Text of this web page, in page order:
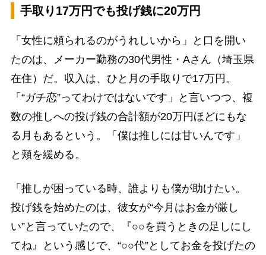
手取り17万円でも投げ銭に20万円
「女性に頼られるのがうれしいから」と口を開い
たのは、メーカー勤務の30代男性・Aさん（埼玉県
在住）だ。収入は、ひと月の手取りで17万円。
「“ガチ恋”ってわけではないです」と言いつつ、複
数の推しへの投げ銭の合計額が20万円ほどにもな
る月もあるという。「僕は推しには甘いんです」
と頬を緩める。
「推しが困っている時、誰よりも僕が助けたい。
投げ銭を始めたのは、彼女が“今月はお金が厳し
い”と言っていたので、『○○を買うときの足しにし
てね』という感じで、“○○代”としてお金を投げたの